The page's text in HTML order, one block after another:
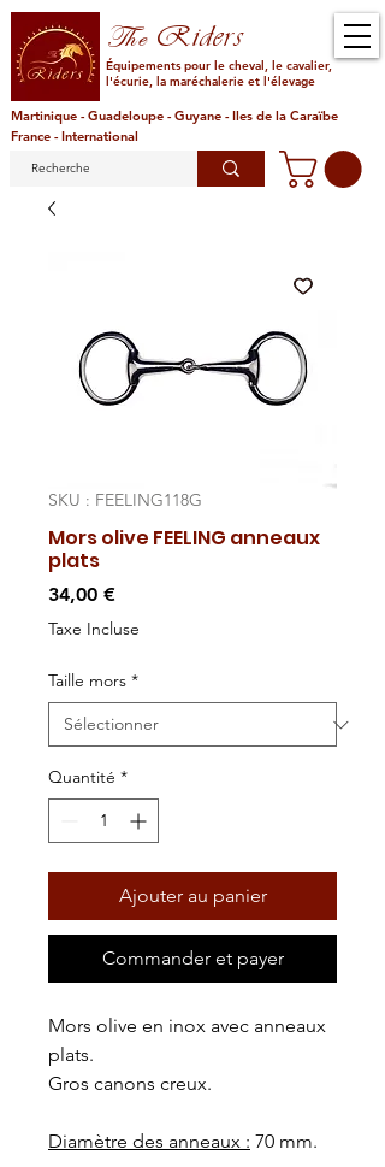
TheRiders
Équipements pour le cheval, le cavalier,
l'écurie, la maréchalerie et l'élevage
Martinique - Guadeloupe - Guyane - Iles de la Caraïbe
France - International
SKU : FEELING118G
Mors olive FEELING anneaux
plats
34,00 €Prix
Taxe Incluse
Taille mors *
Quantité *
Ajouter au panier
Commander et payer
Mors olive en inox avec anneaux
plats.
Gros canons creux.
Diamètre des anneaux : 70 mm.